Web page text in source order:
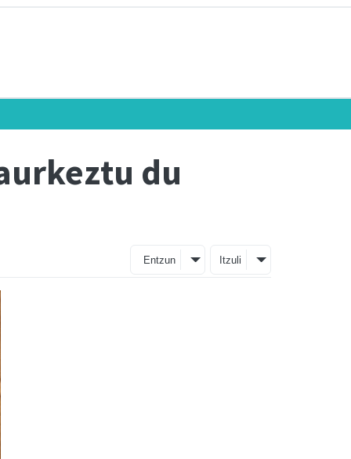
du
Entzun Itzuli